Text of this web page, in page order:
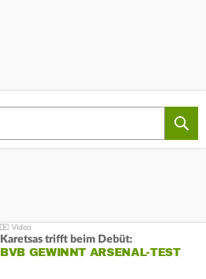
Karetsas trifft beim Debüt:
BVB GEWINNT ARSENAL-TEST